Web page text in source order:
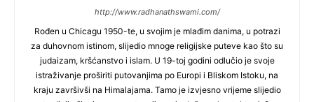
http://www.radhanathswami.com/
Rođen u Chicagu 1950-te, u svojim je mlađim danima, u potrazi
za duhovnom istinom, slijedio mnoge religijske puteve kao što su
judaizam, kršćanstvo i islam. U 19-toj godini odlučio je svoje
istraživanje proširiti putovanjima po Europi i Bliskom Istoku, na
kraju završivši na Himalajama. Tamo je izvjesno vrijeme slijedio